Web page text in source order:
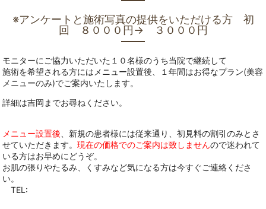
※アンケートと施術写真の提供をいただける方 初
回 ８０００円→ ３０００円
モニターにご協力いただいた１０名様のうち当院で継続して
施術を希望される方にはメニュー設置後、１年間はお得なプラン(美容
メニューのみ)でご案内いたします。
詳細は吉岡までお尋ねください。
メニュー設置後 、新規の患者様には従来通り、初見料の割引のみとさ
せていただきます。現在の価格でのご案内は致しませんので迷われて
いる方はお早めにどうぞ。
お肌の張りやたるみ、くすみなど気になる方は今すぐご連絡くださ
い。
TEL: